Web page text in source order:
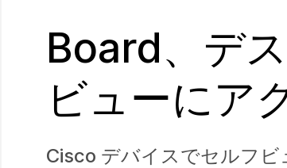
Board、デ
ビューにア
Cisco デバイスでセルフビ